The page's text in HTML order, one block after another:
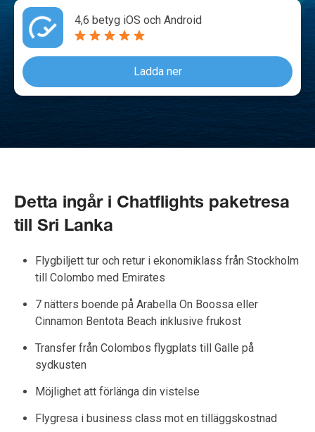
4,6 betyg iOS och Android
Ladda ner
Detta ingår i Chatflights paketresa
till Sri Lanka
Flygbiljett tur och retur i ekonomiklass från Stockholm
till Colombo med Emirates
7 nätters boende på Arabella On Boossa eller
Cinnamon Bentota Beach inklusive frukost
Transfer från Colombos flygplats till Galle på
sydkusten
Möjlighet att förlänga din vistelse
Flygresa i business class mot en tilläggskostnad